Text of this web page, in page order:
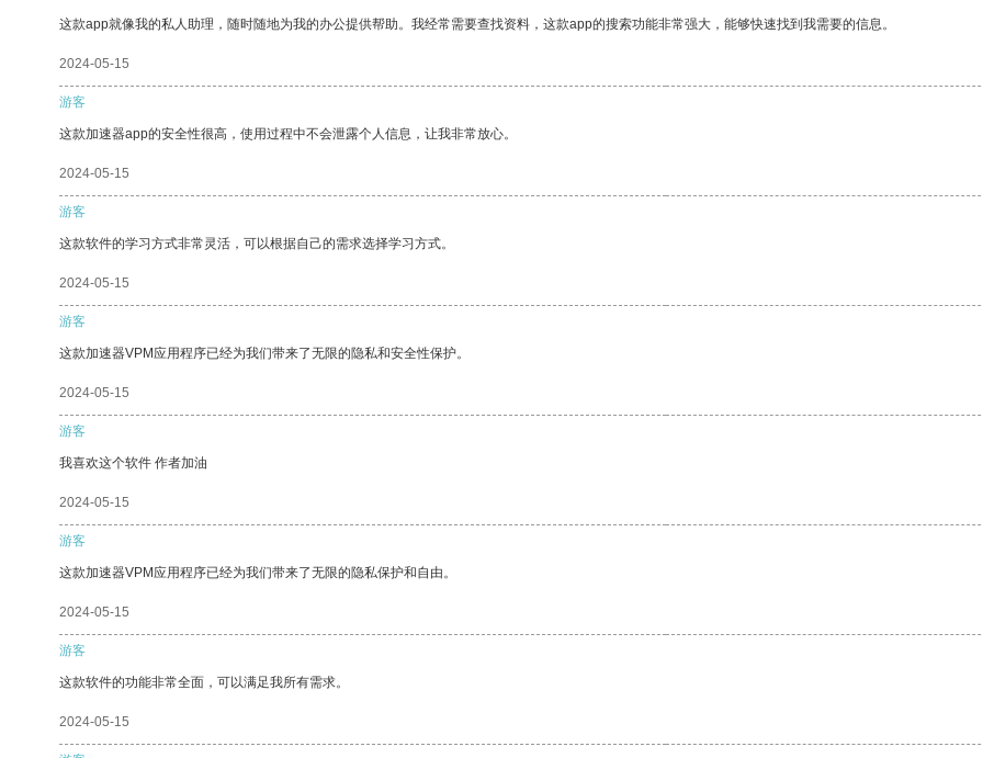
这款app就像我的私人助理，随时随地为我的办公提供帮助。我经常需要查找资料，这款app的搜索功能非常强大，能够快速找到我需要的信息。
2024-05-15
游客
这款加速器app的安全性很高，使用过程中不会泄露个人信息，让我非常放心。
2024-05-15
游客
这款软件的学习方式非常灵活，可以根据自己的需求选择学习方式。
2024-05-15
游客
这款加速器VPM应用程序已经为我们带来了无限的隐私和安全性保护。
2024-05-15
游客
我喜欢这个软件 作者加油
2024-05-15
游客
这款加速器VPM应用程序已经为我们带来了无限的隐私保护和自由。
2024-05-15
游客
这款软件的功能非常全面，可以满足我所有需求。
2024-05-15